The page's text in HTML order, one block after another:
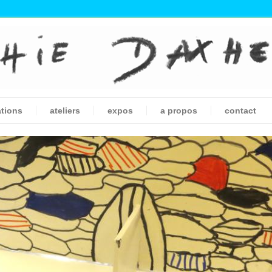
ateliers expos a propos contact